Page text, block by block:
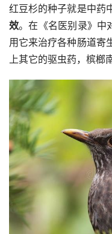
红豆杉的种子就是中药
效。在《名医别录》中
用它来治疗各种肠道寄
上其它的驱虫药，槟榔